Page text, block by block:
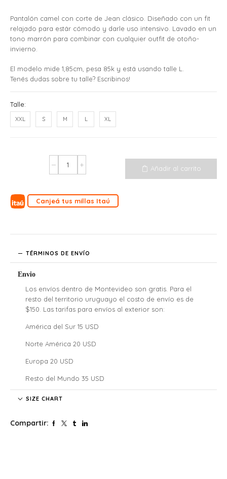
Pantalón camel con corte de Jean clásico. Diseñado con un fit
relajado para estár cómodo y darle uso intensivo. Lavado en un
tono marrón para combinar con cualquier outfit de otoño-
invierno.
El modelo mide 1,85cm, pesa 85k y está usando talle L.
Tenés dudas sobre tu talle? Escribinos!
Talle:
XXL S M L XL
Añadir al carrito
Canjeá tus millas Itaú
TÉRMINOS DE ENVÍO
Envio
Los envíos dentro de Montevideo son gratis. Para el
resto del territorio uruguayo el costo de envío es de
$150. Las tarifas para envíos al exterior son:
América del Sur 15 USD
Norte América 20 USD
Europa 20 USD
Resto del Mundo 35 USD
Denali no se hace responsable por las regulaciones
responsables por los costos y atrasos que estos puedan
SIZE CHART
Compartir: